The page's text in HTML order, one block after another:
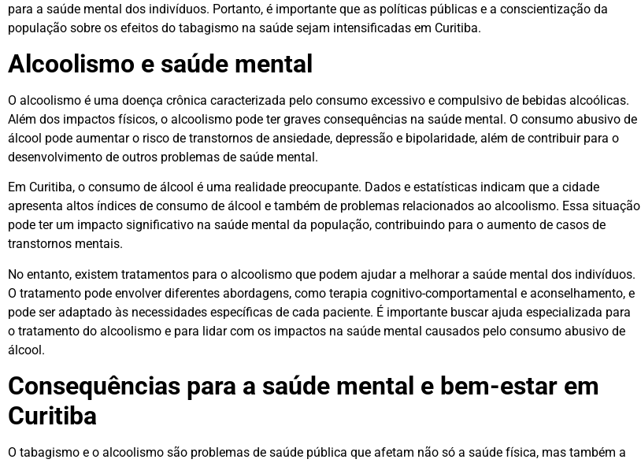
para a saúde mental dos indivíduos. Portanto, é importante que as políticas públicas e a conscientização da
população sobre os efeitos do tabagismo na saúde sejam intensificadas em Curitiba.
Alcoolismo e saúde mental
O alcoolismo é uma doença crônica caracterizada pelo consumo excessivo e compulsivo de bebidas alcoólicas.
Além dos impactos físicos, o alcoolismo pode ter graves consequências na saúde mental. O consumo abusivo de
álcool pode aumentar o risco de transtornos de ansiedade, depressão e bipolaridade, além de contribuir para o
desenvolvimento de outros problemas de saúde mental.
Em Curitiba, o consumo de álcool é uma realidade preocupante. Dados e estatísticas indicam que a cidade
apresenta altos índices de consumo de álcool e também de problemas relacionados ao alcoolismo. Essa situação
pode ter um impacto significativo na saúde mental da população, contribuindo para o aumento de casos de
transtornos mentais.
No entanto, existem tratamentos para o alcoolismo que podem ajudar a melhorar a saúde mental dos indivíduos.
O tratamento pode envolver diferentes abordagens, como terapia cognitivo-comportamental e aconselhamento, e
pode ser adaptado às necessidades específicas de cada paciente. É importante buscar ajuda especializada para
o tratamento do alcoolismo e para lidar com os impactos na saúde mental causados pelo consumo abusivo de
álcool.
Consequências para a saúde mental e bem-estar em
Curitiba
O tabagismo e o alcoolismo são problemas de saúde pública que afetam não só a saúde física, mas também a